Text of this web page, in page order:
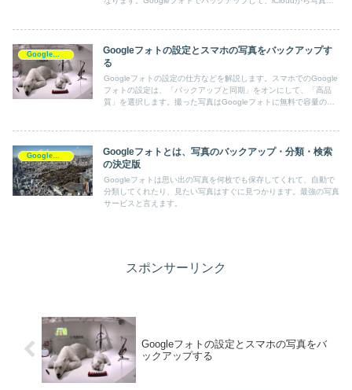
Googleフォト
Googleフォトの設定とスマホの写真をバックアップす
る
Googleフォトの設定の仕方などを解説します。スマホでのGoogle
フォトの設定は、「バックアップと同期」をオンにして、「高品
質」を選択します。撮った写真はGoogleフォトに無料で容量の制
Googleフォト
Googleフォトとは、写真のバックアップ・分類・検索
の決定版
Googleフォトは思い出の写真を何枚でも保存してくれて、自動で
分類してくれたり、見たい写真はすぐに見つかります。最強の写真
サービスと言えます。
スポンサーリンク
Googleフォトの設定とスマホの写真をバ
ックアップする